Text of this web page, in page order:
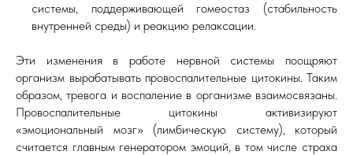
системы, поддерживающей гомеостаз (стабильность
внутренней среды) и реакцию релаксации.
Эти изменения в работе нервной системы поощряют
организм вырабатывать провоспалительные цитокины. Таким
образом, тревога и воспаление в организме взаимосвязаны.
Провоспалительные цитокины активизируют
«эмоциональный мозг» (лимбическую систему), который
считается главным генератором эмоций, в том числе страха